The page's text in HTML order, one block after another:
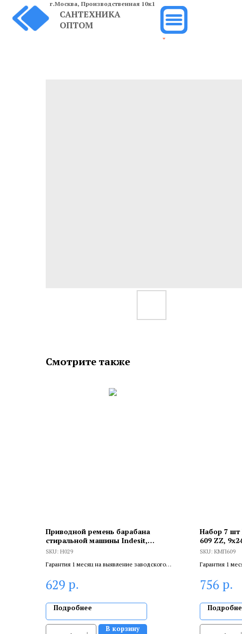
САНТЕХНИКА
ОПТОМ
г.Москва, Производственная 10к1
Смотрите также
Приводной ремень барабана
стиральной машины Indesit,
Hutchinson 1067 H8, H029
SKU: H029
Гарантия 1 месяц на выявление заводского
сертифицированный специалист.
629 р.
Подробнее
В корзину
Набор 7
609 ZZ,
KMП609
SKU: KMП609
Гарантия 1
756 р.